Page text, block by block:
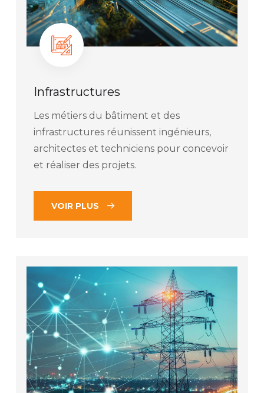
Infrastructures
Les métiers du bâtiment et des
infrastructures réunissent ingénieurs,
architectes et techniciens pour concevoir
et réaliser des projets.
VOIR PLUS